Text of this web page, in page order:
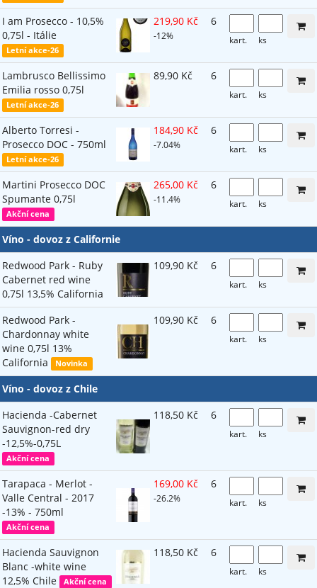
I am Prosecco - 10,5%
0,75l - Itálie
Letní akce-26
219,90 Kč
-12%
6
kart. ks
Lambrusco Bellissimo
Emilia rosso 0,75l
Letní akce-26
89,90 Kč 6
kart. ks
Alberto Torresi -
Prosecco DOC - 750ml
Letní akce-26
184,90 Kč
-7.04%
6
kart. ks
Martini Prosecco DOC
Spumante 0,75l
Akční cena
265,00 Kč
-11.4%
6
kart. ks
Víno - dovoz z Californie
Redwood Park - Ruby
Cabernet red wine
0,75l 13,5% California
109,90 Kč 6
kart. ks
Redwood Park -
Chardonnay white
wine 0,75l 13%
California
Novinka
109,90 Kč 6
kart. ks
Víno - dovoz z Chile
Hacienda -Cabernet
Sauvignon-red dry
-12,5%-0,75L
Akční cena
118,50 Kč 6
kart. ks
Tarapaca - Merlot -
Valle Central - 2017
-13% - 750ml
Akční cena
169,00 Kč
-26.2%
6
kart. ks
Hacienda Sauvignon
Blanc -white wine
12,5% Chile
Akční cena
118,50 Kč 6
kart. ks